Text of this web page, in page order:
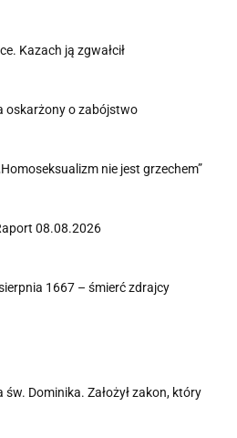
Kazach ją zgwałcił
oskarżony o zabójstwo
nie jest grzechem”
08.08.2026
1667 – śmierć zdrajcy
Dominika. Założył zakon, który